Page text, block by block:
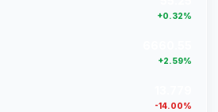
+0.32%
+2.59%
-14.00%